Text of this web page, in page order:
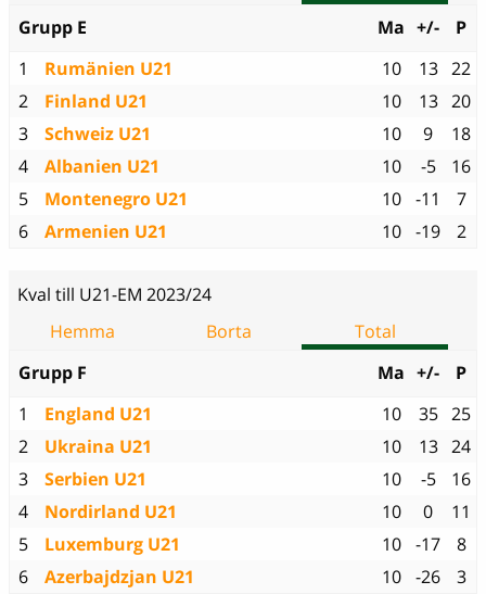
Grupp E
Ma +/-
P
1
Rumänien U21 10 13 22
2
Finland U21 10 13 20
3
Schweiz U21 10 9
18
4
Albanien U21 10 -5
16
5
Montenegro U21 10 -11
7
6
Armenien U21 10 -19 2
Kval till U21-EM 2023/24
Hemma
Borta
Total
Grupp F
Ma +/-
P
1
England U21 10 35 25
2
Ukraina U21 10 13 24
3
Serbien U21 10 -5
16
4
Nordirland U21 10 0
11
5
Luxemburg U21 10 -17
8
6
Azerbajdzjan U21 10 -26 3